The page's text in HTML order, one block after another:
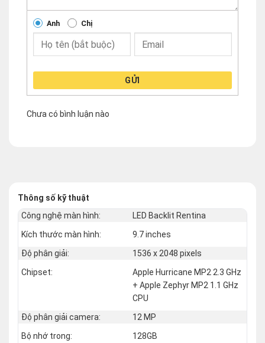
Anh Chị
GỬI
Chưa có bình luận nào
Thông số kỹ thuật
Công nghệ màn hình:
LED Backlit Rentina
Kích thước màn hình:
9.7 inches
Độ phân giải:
1536 x 2048 pixels
Chipset:
Apple Hurricane MP2 2.3 GHz
+ Apple Zephyr MP2 1.1 GHz
CPU
Độ phân giải camera:
12 MP
Bộ nhớ trong:
128GB